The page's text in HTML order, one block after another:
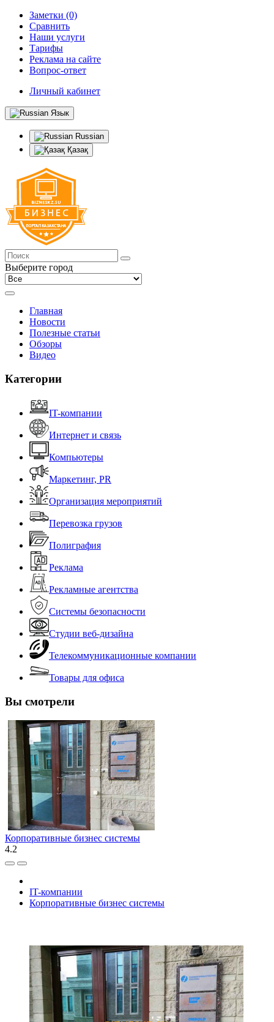
Заметки (0)
Сравнить
Наши услуги
Тарифы
Реклама на сайте
Вопрос-ответ
Личный кабинет
Язык
Russian
Қазақ
Выберите город
Главная
Новости
Полезные статьи
Обзоры
Видео
Категории
IT-компании
Интернет и связь
Компьютеры
Маркетинг, PR
Организация мероприятий
Перевозка грузов
Полиграфия
Реклама
Рекламные агентства
Системы безопасности
Студии веб-дизайна
Телекоммуникационные компании
Товары для офиса
Вы смотрели
Корпоративные бизнес системы
4.2
IT-компании
Корпоративные бизнес системы